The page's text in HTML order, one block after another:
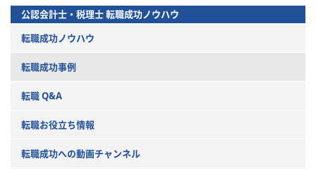
公認会計士・税理士転職成功ノウハウ
転職成功ノウハウ
転職成功事例
転職 Q&A
転職お役立ち情報
転職成功への動画チャンネル